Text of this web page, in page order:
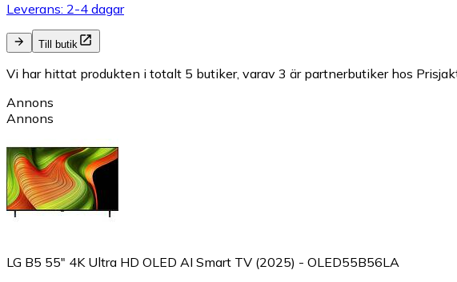
Leverans: 2-4 dagar
Till butik
Vi har hittat produkten i totalt 5 butiker, varav 3 är partnerbutiker hos
Annons
Annons
LG B5 55" 4K Ultra HD OLED AI Smart TV (2025) - OLED55B56LA